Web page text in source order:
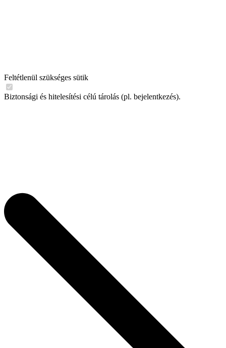
Feltétlenül szükséges sütik
Biztonsági és hitelesítési célú tárolás (pl. bejelentkezés).